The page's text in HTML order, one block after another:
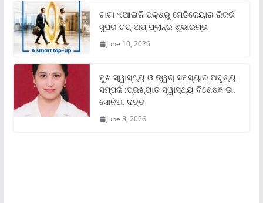
ଟାଟା ଏଆଇଜି ପକ୍ଷରୁ ମେଡିକେୟାର ରିଜର୍ଭ
ସୁପର ଟପ୍‌-ଅପ୍ ପ୍ଲାନ୍‌ର ଶୁଭାରମ୍ଭ
June 10, 2026
ମୁଖ ସ୍ୱାସ୍ଥ୍ୟ ଓ ତ୍ୱଚା ସମସ୍ୟାର ଅଦୃଶ୍ୟ
ସମ୍ପର୍କ :ପ୍ରଖ୍ୟାତ ସ୍ୱାସ୍ଥ୍ୟ ବିଶେଷଜ୍ଞ ଡା.
ସୋନିଆ ଦତ୍ତ
June 8, 2026